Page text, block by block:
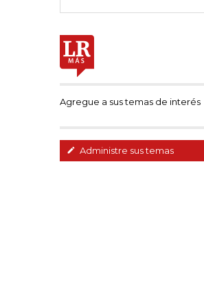
Agregue a sus temas de interés
Administre sus temas